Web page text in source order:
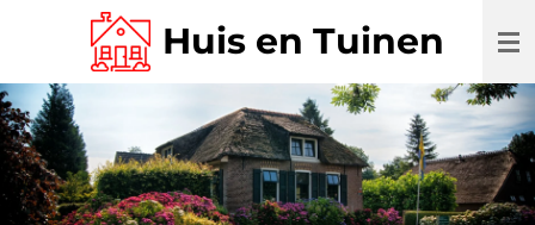
de
hoofdinhoud
Huis en Tuinen